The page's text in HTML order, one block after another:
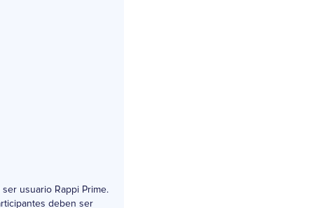
usuario Rappi Prime.
deben ser